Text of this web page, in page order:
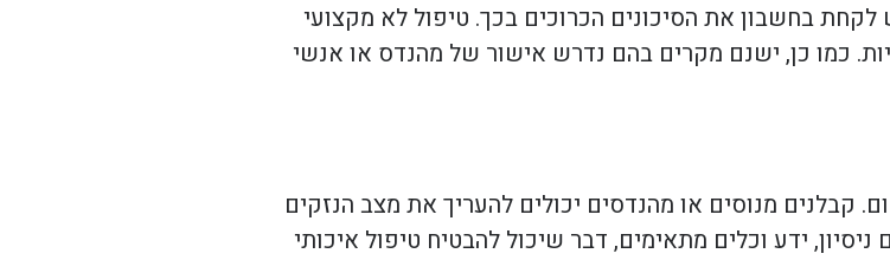
כפתרון חסכוני, אך יש לקחת בחשבון את הסיכונים הכרוכים בכך. טיפול לא מקצועי
כמו כן, ישנם מקרים בהם נדרש אישור של מהנדס או אנשי
קבלנים מנוסים או מהנדסים יכולים להעריך את מצב הנזקים
ידע וכלים מתאימים, דבר שיכול להבטיח טיפול איכותי